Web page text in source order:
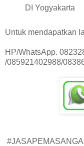
DI Yogyakarta
Untuk mendapatkan
HP/WhatsApp.
/085921402988/